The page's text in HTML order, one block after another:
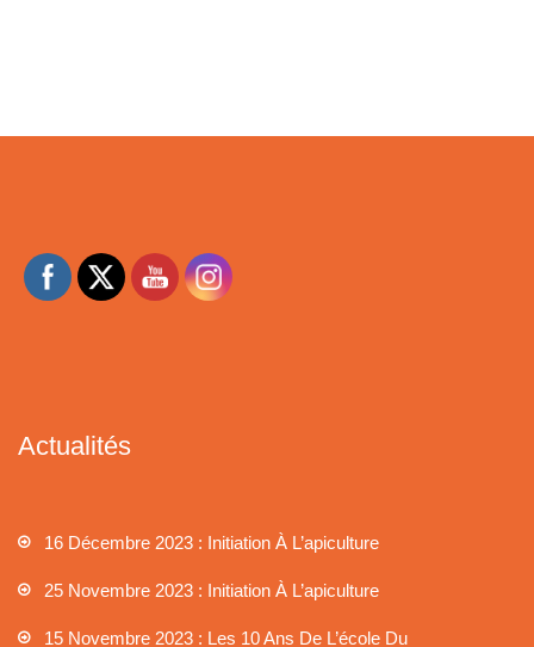
Actualités
16 Décembre 2023 : Initiation À L’apiculture
25 Novembre 2023 : Initiation À L’apiculture
15 Novembre 2023 : Les 10 Ans De L’école Du